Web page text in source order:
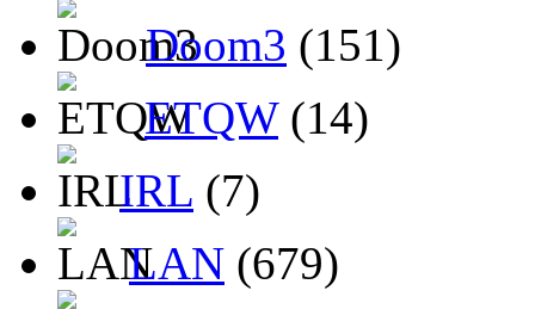
Doom3 (151)
ETQW(14)
IRL (7)
LAN (679)